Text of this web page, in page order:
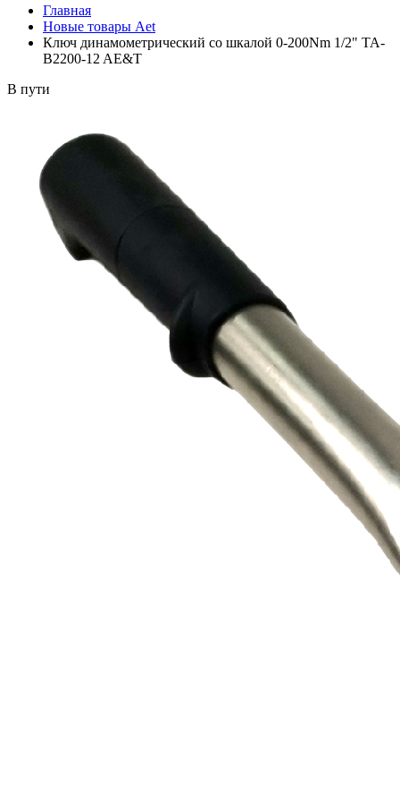
Главная
Новые товары Aet
Ключ динамометрический со шкалой 0-200Nm 1/2" TA-
B2200-12 AE&T
В пути